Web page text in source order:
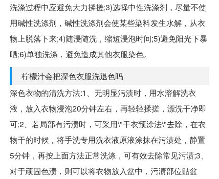
洗涤过程中应避免大力揉搓;3)选择中性洗涤剂，尽量不使
用碱性洗涤剂，碱性洗涤剂会使某些染料发生水解，从衣
物上脱落下来;4)随浸随洗，缩短浸泡时间;5)避免阳光下暴
晒;6)单独洗涤，避免造成其他衣服染色。
柠檬汁会把深色衣服洗退色吗
深色衣物的清洗方法:1、无明显污渍时，用水溶解洗衣
液，放入衣物浸泡20分钟左右，再轻轻揉搓，漂洗干净即
可;2、若局部有污渍时，可采用\"干衣预涂法\"去除，在衣
物干的时候，将手洗专用洗衣液原液涂抹在污渍处，静置
5分钟，再按上面方法正常洗涤，可有效去除常见污渍;3、
对于顽固色渍，则可以将衣物放入盆中，污渍部位贴盆